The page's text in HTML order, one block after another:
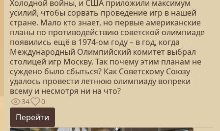
Холодной войны, и США приложили максимум
усилий, чтобы сорвать проведение игр в нашей
стране. Мало кто знает, но первые американские
планы по противодействию советской олимпиаде
появились ещё в 1974-ом году – в год, когда
Международный Олимпийский комитет выбрал
столицей игр Москву. Так почему этим планам не
суждено было сбыться? Как Советскому Союзу
удалось провести летнюю олимпиаду вопреки
всему и несмотря ни на что?
34 0
Перейти